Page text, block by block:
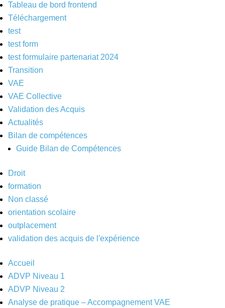
Tableau de bord frontend
Téléchargement
test
test form
test formulaire partenariat 2024
Transition
VAE
VAE Collective
Validation des Acquis
Actualités
Bilan de compétences
Guide Bilan de Compétences
Droit
formation
Non classé
orientation scolaire
outplacement
validation des acquis de l'expérience
Accueil
ADVP Niveau 1
ADVP Niveau 2
Analyse de pratique – Accompagnement VAE